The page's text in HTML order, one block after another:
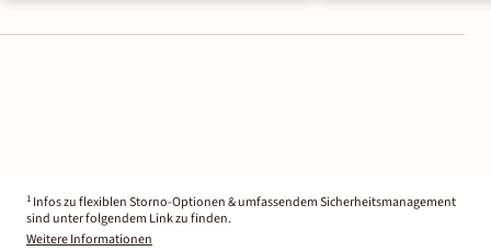
1 Infos zu flexiblen Storno-Optionen & umfassendem Sicherheitsmanagement
sind unter folgendem Link zu finden.
Weitere Informationen